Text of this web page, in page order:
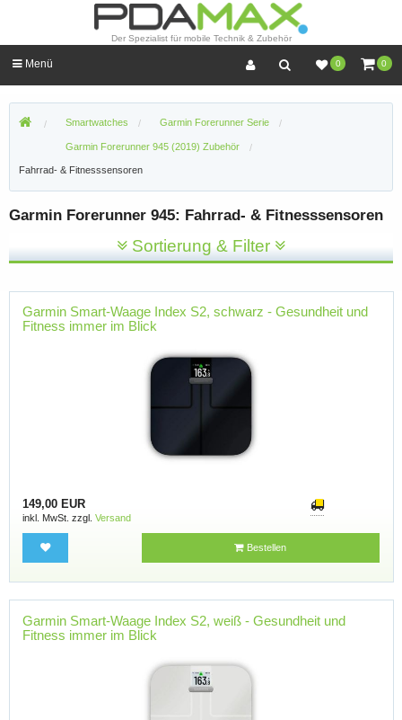
Der Spezialist für mobile Technik & Zubehör
0 0
Menü
Smartwatches Garmin Forerunner Serie
Garmin Forerunner 945 (2019) Zubehör
Fahrrad- & Fitnesssensoren
Garmin Forerunner 945: Fahrrad- & Fitnesssensoren
Sortierung & Filter
Garmin Smart-Waage Index S2, schwarz - Gesundheit und
Fitness immer im Blick
149,00 EUR
inkl. MwSt. zzgl. Versand
Bestellen
Garmin Smart-Waage Index S2, weiß - Gesundheit und
Fitness immer im Blick